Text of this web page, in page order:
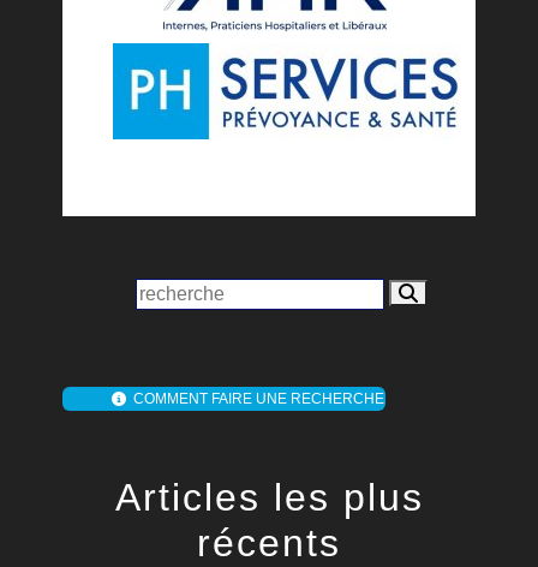
COMMENT FAIRE UNE RECHERCHE
Articles les plus
récents